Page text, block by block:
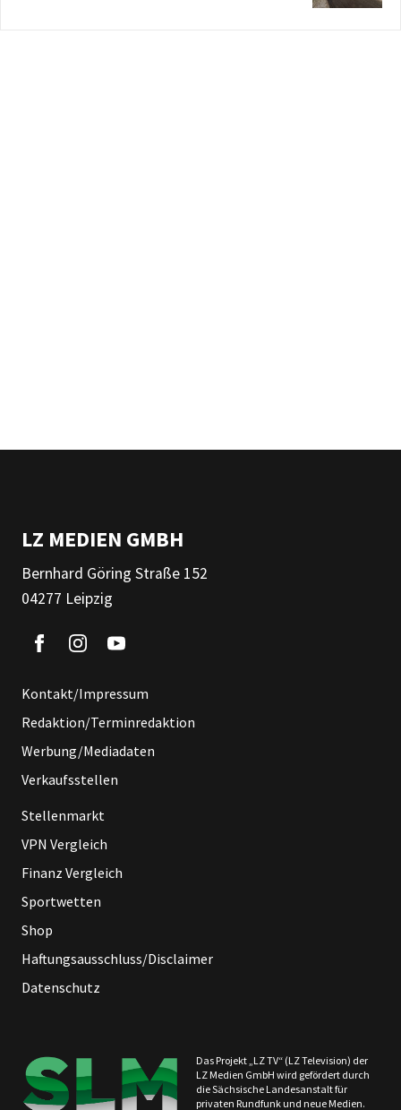
LZ MEDIEN GMBH
Bernhard Göring Straße 152
04277 Leipzig
Kontakt/Impressum
Redaktion/Terminredaktion
Werbung/Mediadaten
Verkaufsstellen
Stellenmarkt
VPN Vergleich
Finanz Vergleich
Sportwetten
Shop
Haftungsausschluss/Disclaimer
Datenschutz
Das Projekt „LZ TV“ (LZ Television) der
LZ Medien GmbH wird gefördert durch
die Sächsische Landesanstalt für
privaten Rundfunk und neue Medien.